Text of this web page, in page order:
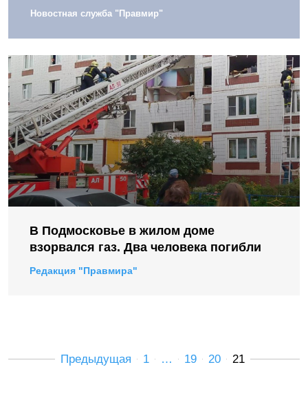
Новостная служба "Правмир"
В Подмосковье в жилом доме
взорвался газ. Два человека погибли
Редакция "Правмира"
Предыдущая 1 … 19 20 21